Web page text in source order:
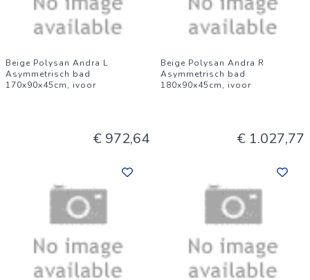
Beige Polysan Andra L
Asymmetrisch bad
170x90x45cm, ivoor
€ 972,64
Beige Polysan Andra R
Asymmetrisch bad
180x90x45cm, ivoor
€ 1.027,77